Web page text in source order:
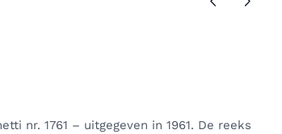
nr. 1761 – uitgegeven in 1961. De reeks